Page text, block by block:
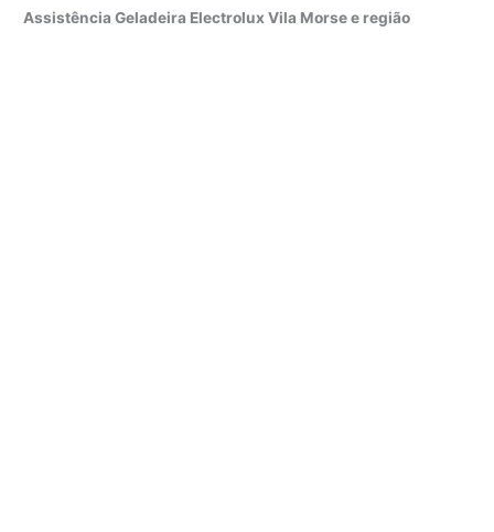
Assistência Geladeira Electrolux Vila Morse e região